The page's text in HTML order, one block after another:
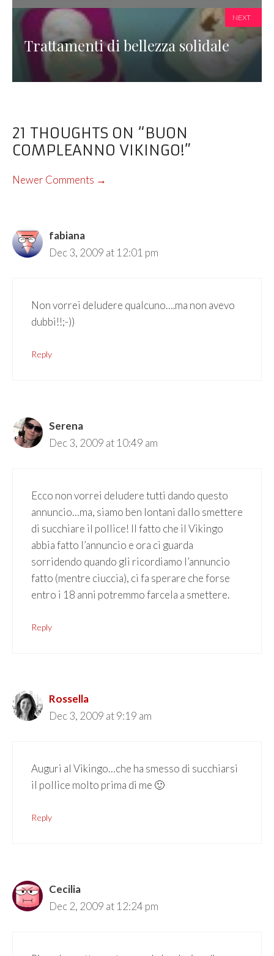
Trattamenti di bellezza solidale
NEXT
21 THOUGHTS ON “BUON
COMPLEANNO VIKINGO!”
COMMENT
Newer Comments →
fabiana
Dec 3, 2009 at 12:01 pm
Non vorrei deludere qualcuno….ma non avevo
dubbi!!;-))
Reply
Serena
Dec 3, 2009 at 10:49 am
Ecco non vorrei deludere tutti dando questo
annuncio…ma, siamo ben lontani dallo smettere
di succhiare il pollice! Il fatto che il Vikingo
abbia fatto l’annuncio e ora ci guarda
sorridendo quando gli ricordiamo l’annuncio
fatto (mentre ciuccia), ci fa sperare che forse
entro i 18 anni potremmo farcela a smettere.
Reply
Rossella
Dec 3, 2009 at 9:19 am
Auguri al Vikingo…che ha smesso di succhiarsi
il pollice molto prima di me 🙂
Reply
Cecilia
Dec 2, 2009 at 12:24 pm